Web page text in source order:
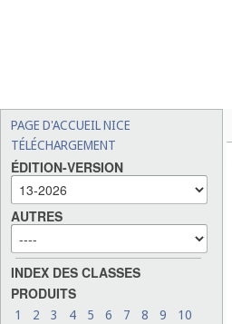
PAGE D'ACCUEIL NICE
TÉLÉCHARGEMENT
ÉDITION-VERSION
AUTRES
INDEX DES CLASSES
PRODUITS
1 2 3 4 5 6 7 8 9
10